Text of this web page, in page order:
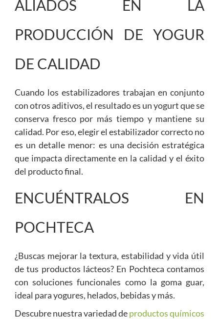
ALIADOS EN LA
PRODUCCIÓN DE YOGUR
DE CALIDAD
Cuando los estabilizadores trabajan en conjunto
con otros aditivos, el resultado es un yogurt que se
conserva fresco por más tiempo y mantiene su
calidad. Por eso, elegir el estabilizador correcto no
es un detalle menor: es una decisión estratégica
que impacta directamente en la calidad y el éxito
del producto final.
ENCUÉNTRALOS EN
POCHTECA
¿Buscas mejorar la textura, estabilidad y vida útil
de tus productos lácteos? En Pochteca contamos
con soluciones funcionales como la goma guar,
ideal para yogures, helados, bebidas y más.
Descubre nuestra variedad deproductos químicos